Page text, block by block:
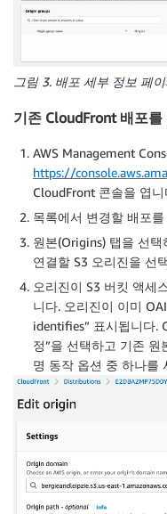
그림 3. 배포 세부 정보 페
기존 CloudFront 배포를
AWS Management
https://
CloudFront 콘솔을 엽니
목록에서 변경할 배포
원본(Origins) 탭을 선택
연결할 S3 오리진을 선
오리진이 S3 버킷 액세
니다. 오리진이 이미
identifies” 표시됩니다.
정”을 선택하고 기존
명 동작 옵션 중 하나를